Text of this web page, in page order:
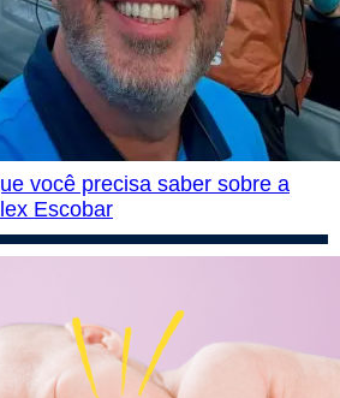
você precisa saber sobre a
Escobar